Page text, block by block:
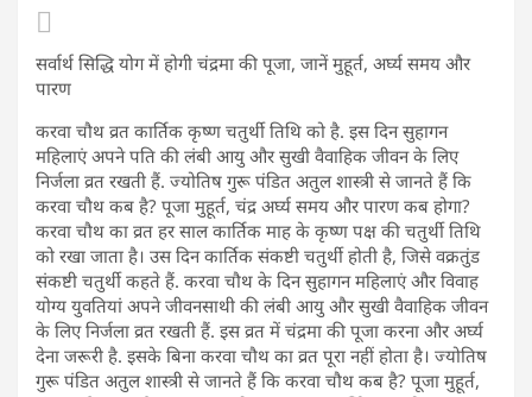
सर्वार्थ सिद्धि योग में होगी चंद्रमा की पूजा, जानें मुहूर्त, अर्घ्य समय और
पारण
करवा चौथ व्रत कार्तिक कृष्ण चतुर्थी तिथि को है. इस दिन सुहागन
महिलाएं अपने पति की लंबी आयु और सुखी वैवाहिक जीवन के लिए
निर्जला व्रत रखती हैं. ज्योतिष गुरू पंडित अतुल शास्त्री से जानते हैं कि
करवा चौथ कब है? पूजा मुहूर्त, चंद्र अर्घ्य समय और पारण कब होगा?
करवा चौथ का व्रत हर साल कार्तिक माह के कृष्ण पक्ष की चतुर्थी तिथि
को रखा जाता है। उस दिन कार्तिक संकष्टी चतुर्थी होती है, जिसे वक्रतुंड
संकष्टी चतुर्थी कहते हैं. करवा चौथ के दिन सुहागन महिलाएं और विवाह
योग्य युवतियां अपने जीवनसाथी की लंबी आयु और सुखी वैवाहिक जीवन
के लिए निर्जला व्रत रखती हैं. इस व्रत में चंद्रमा की पूजा करना और अर्घ्य
देना जरूरी है. इसके बिना करवा चौथ का व्रत पूरा नहीं होता है। ज्योतिष
गुरू पंडित अतुल शास्त्री से जानते हैं कि करवा चौथ कब है? पूजा मुहूर्त,